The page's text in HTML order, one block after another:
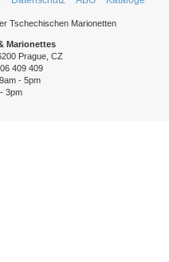
Tschechischen Marionetten
Marionettes
Prague, CZ
409 409
- 5pm
3pm